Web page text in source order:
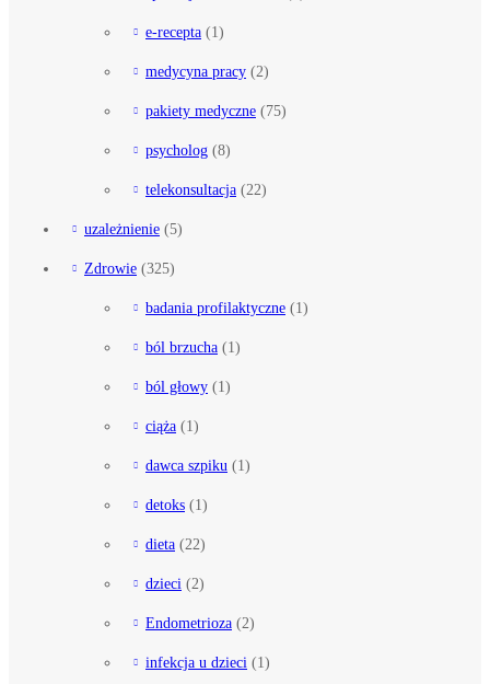
e-recepta (1)
medycyna pracy (2)
pakiety medyczne (75)
psycholog (8)
telekonsultacja (22)
uzależnienie (5)
Zdrowie (325)
badania profilaktyczne (1)
ból brzucha (1)
ból głowy (1)
ciąża (1)
dawca szpiku (1)
detoks (1)
dieta (22)
dzieci (2)
Endometrioza (2)
infekcja u dzieci (1)